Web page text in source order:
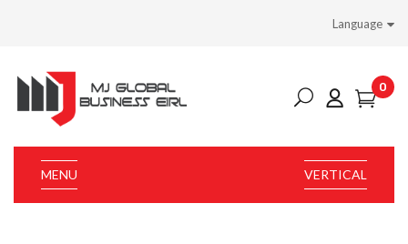
Language
0
VERTICAL
MENU